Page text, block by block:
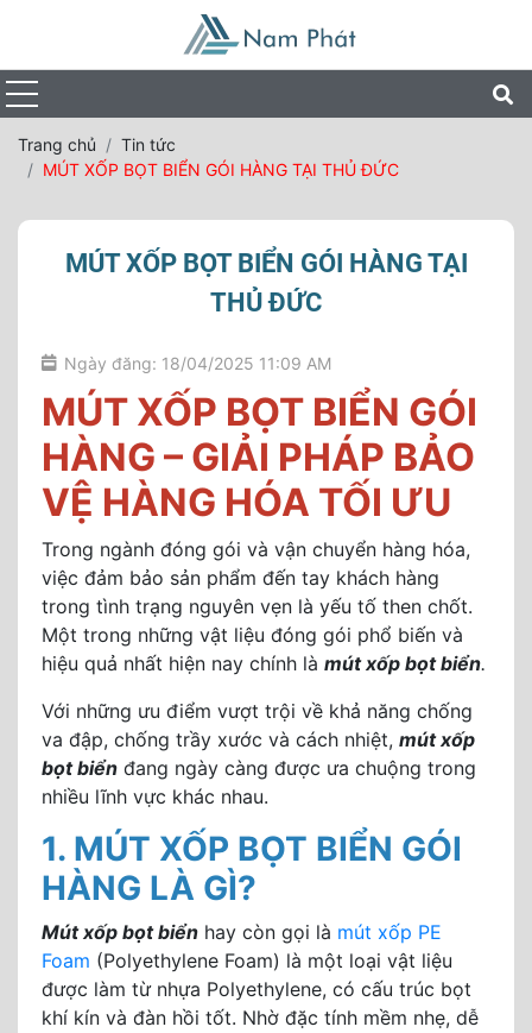
Trang chủ
Tin tức
MÚT XỐP BỌT BIỂN GÓI HÀNG TẠI THỦ ĐỨC
MÚT XỐP BỌT BIỂN GÓI HÀNG TẠI
THỦ ĐỨC
Ngày đăng: 18/04/2025 11:09 AM
MÚT XỐP BỌT BIỂN GÓI
HÀNG – GIẢI PHÁP BẢO
VỆ HÀNG HÓA TỐI ƯU
Trong ngành đóng gói và vận chuyển hàng hóa,
việc đảm bảo sản phẩm đến tay khách hàng
trong tình trạng nguyên vẹn là yếu tố then chốt.
Một trong những vật liệu đóng gói phổ biến và
hiệu quả nhất hiện nay chính là mút xốp bọt biển.
Với những ưu điểm vượt trội về khả năng chống
va đập, chống trầy xước và cách nhiệt, mút xốp
bọt biển đang ngày càng được ưa chuộng trong
nhiều lĩnh vực khác nhau.
1. MÚT XỐP BỌT BIỂN GÓI
HÀNG LÀ GÌ?
Mút xốp bọt biển hay còn gọi là mút xốp PE
Foam (Polyethylene Foam) là một loại vật liệu
được làm từ nhựa Polyethylene, có cấu trúc bọt
khí kín và đàn hồi tốt. Nhờ đặc tính mềm nhẹ, dễ